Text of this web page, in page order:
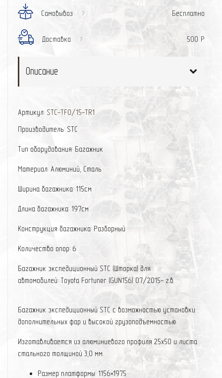
Самовывоз ? Бесплатно
Доставка ? 500 Р
Описание
Артикул: STC-TFO/15-TR1
Производитель: STC
Тип оборудования: Багажник
Материал: Алюминий, Сталь
Ширина багажника: 115см
Длина багажника: 197см
Конструкция багажника: Разборный
Количество опор: 6
Багажник экспедиционный STC (Шторка) для
автомобилей: Toyota Fortuner (GUN156) 07/2015- г.в.
Багажник экспедиционный STC с возможностью установки
дополнительных фар и высокой грузоподъемностью.
Изготавливается из алюминиевого профиля 25х50 и листа
стального толщиной 3,0 мм.
Размер платформы: 1156×1975